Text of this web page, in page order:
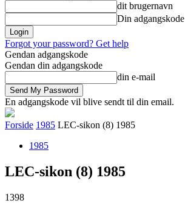
dit brugernavn
Din adgangskode
Forgot your password? Get help
Gendan adgangskode
Gendan din adgangskode
din e-mail
En adgangskode vil blive sendt til din email.
Forside 1985 LEC-sikon (8) 1985
1985
LEC-sikon (8) 1985
1398